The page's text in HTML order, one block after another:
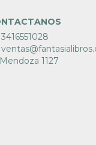
3416551028
Mendoza 1127